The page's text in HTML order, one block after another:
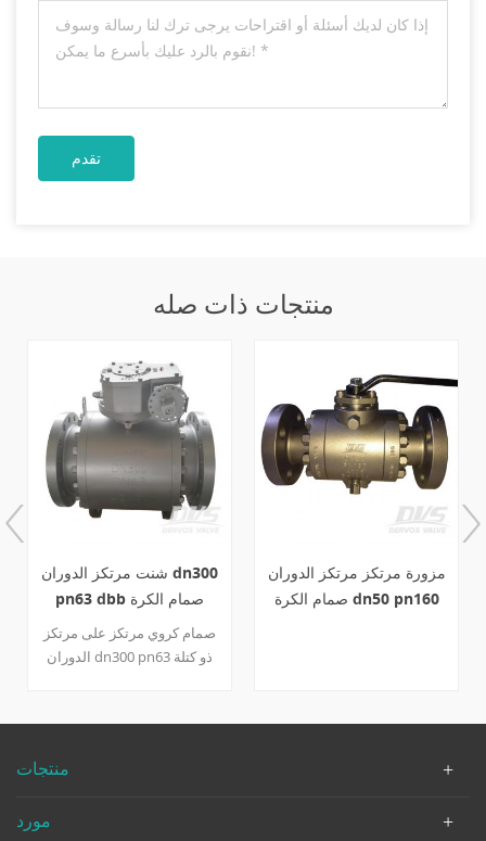
منتجات ذات صله
مزورة مرتكز مرتكز الدوران
صمام الكرة dn50 pn160
a105 رافعة
مزورة الصلب 3 قطعة شنت
مرتكز الدوران صمام الكرة
ضغط التصميم و 10 بوصة
منتجات
مورد